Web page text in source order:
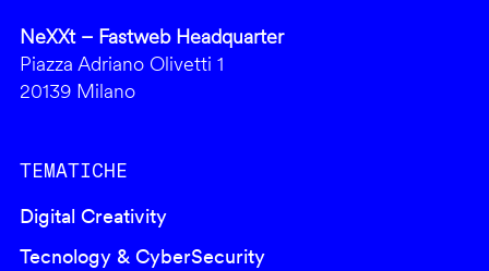
NeXXt – Fastweb Headquarter
Piazza Adriano Olivetti 1
20139 Milano
TEMATICHE
Digital Creativity
Tecnology & CyberSecurity